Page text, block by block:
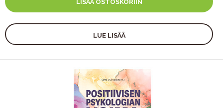
LISÄÄ OSTOSKORIIN
LUE LISÄÄ